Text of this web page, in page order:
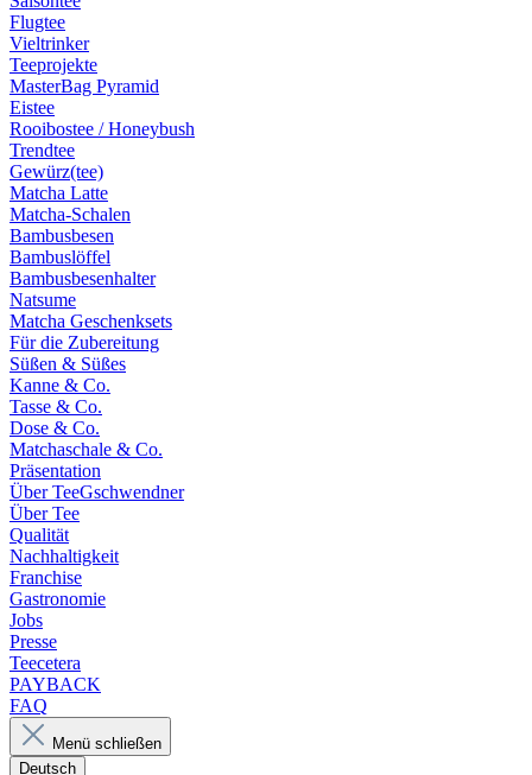
Flugtee
Vieltrinker
Teeprojekte
MasterBag Pyramid
Eistee
Rooibostee / Honeybush
Trendtee
Gewürz(tee)
Matcha Latte
Matcha-Schalen
Bambusbesen
Bambuslöffel
Bambusbesenhalter
Natsume
Matcha Geschenksets
Für die Zubereitung
Süßen & Süßes
Kanne & Co.
Tasse & Co.
Dose & Co.
Matchaschale & Co.
Präsentation
Über TeeGschwendner
Über Tee
Qualität
Nachhaltigkeit
Franchise
Gastronomie
Jobs
Presse
Teecetera
PAYBACK
FAQ
Menü schließen
Deutsch